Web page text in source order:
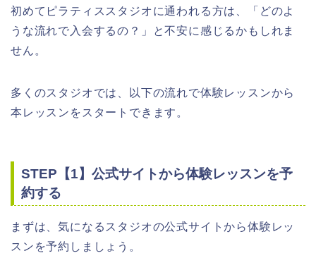
初めてピラティススタジオに通われる方は、「どのよ
うな流れで入会するの？」と不安に感じるかもしれま
せん。
多くのスタジオでは、以下の流れで体験レッスンから
本レッスンをスタートできます。
STEP【1】公式サイトから体験レッスンを予
約する
まずは、気になるスタジオの公式サイトから体験レッ
スンを予約しましょう。